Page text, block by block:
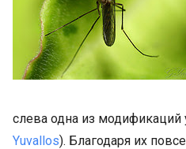
слева одна из модификаций
Yuvallos). Благодаря их